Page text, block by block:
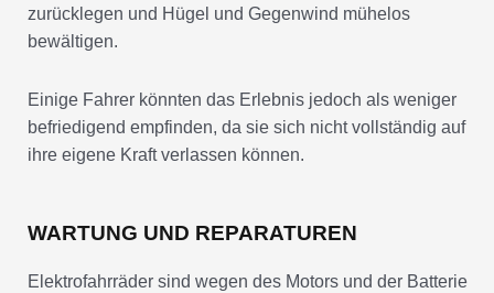
zurücklegen und Hügel und Gegenwind mühelos
bewältigen.
Einige Fahrer könnten das Erlebnis jedoch als weniger
befriedigend empfinden, da sie sich nicht vollständig auf
ihre eigene Kraft verlassen können.
WARTUNG UND REPARATUREN
Elektrofahrräder sind wegen des Motors und der Batterie